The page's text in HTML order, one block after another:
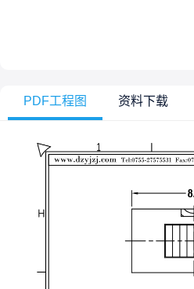
PDF工程图 资料下载